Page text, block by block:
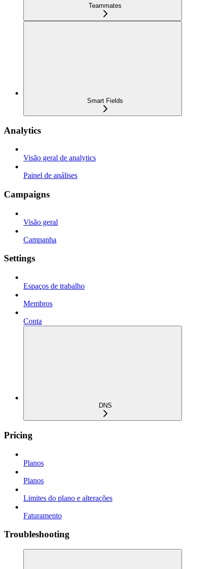
Teammates
Smart Fields
Analytics
Visão geral de analytics
Painel de análises
Campaigns
Visão geral
Campanha
Settings
Espaços de trabalho
Membros
Conta
DNS
Pricing
Planos
Planos
Limites do plano e alterações
Faturamento
Troubleshooting